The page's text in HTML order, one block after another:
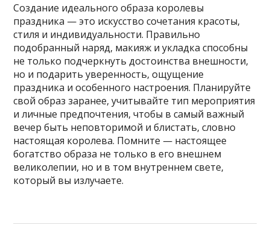
Создание идеального образа королевы
праздника — это искусство сочетания красоты,
стиля и индивидуальности. Правильно
подобранный наряд, макияж и укладка способны
не только подчеркнуть достоинства внешности,
но и подарить уверенность, ощущение
праздника и особенного настроения. Планируйте
свой образ заранее, учитывайте тип мероприятия
и личные предпочтения, чтобы в самый важный
вечер быть неповторимой и блистать, словно
настоящая королева. Помните — настоящее
богатство образа не только в его внешнем
великолепии, но и в том внутреннем свете,
который вы излучаете.